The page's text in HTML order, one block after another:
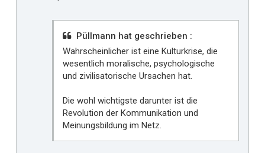
Püllmann hat geschrieben :
Wahrscheinlicher ist eine Kulturkrise, die
wesentlich moralische, psychologische
und zivilisatorische Ursachen hat.
Die wohl wichtigste darunter ist die
Revolution der Kommunikation und
Meinungsbildung im Netz.